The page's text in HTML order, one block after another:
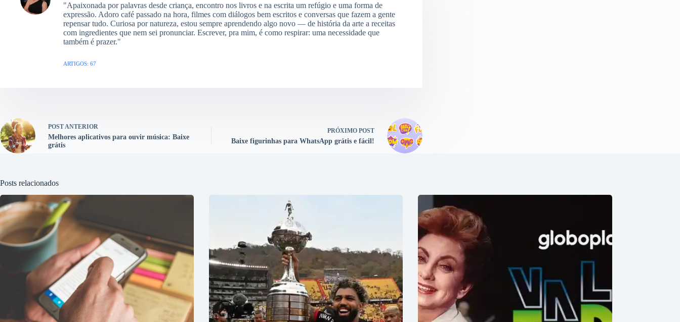
"Apaixonada por palavras desde criança, encontro nos livros e na escrita um refúgio e uma forma de
expressão. Adoro café passado na hora, filmes com diálogos bem escritos e conversas que fazem a gente
repensar tudo. Curiosa por natureza, estou sempre aprendendo algo novo — de história da arte a receitas
com ingredientes que nem sei pronunciar. Escrever, pra mim, é como respirar: uma necessidade que
também é prazer."
ARTIGOS: 67
POSTANTERIOR
Melhores aplicativos para ouvir música: Baixe
grátis
PRÓXIMO POST
Baixe figurinhas para WhatsApp grátis e fácil!
Posts relacionados